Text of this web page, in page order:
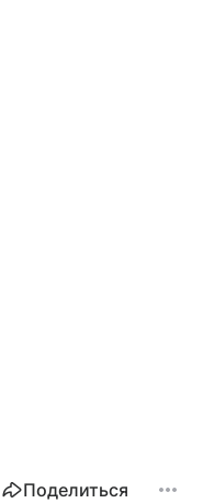
Поделиться